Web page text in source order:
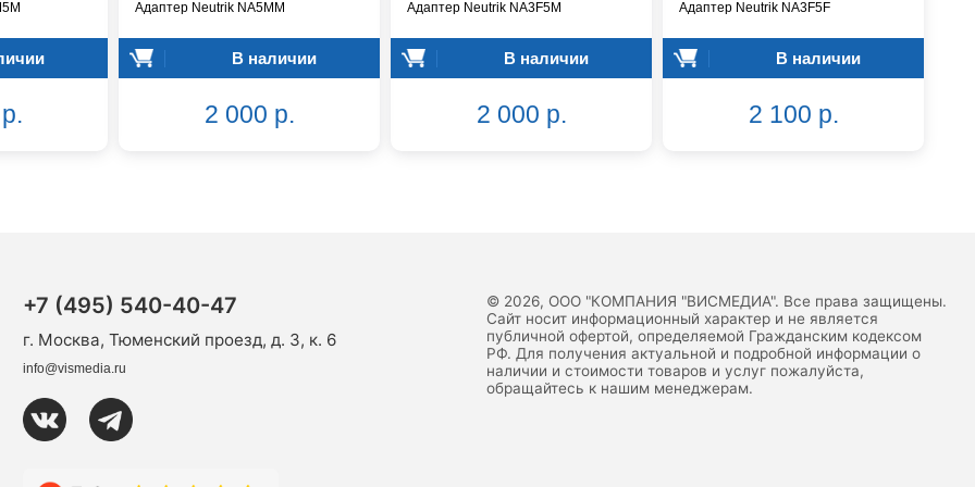
Адаптер Neutrik NA5MM
В наличии
2 000 р.
Адаптер Neutrik NA3F5M
В наличии
2 000 р.
Адаптер Neutrik NA3F5F
В наличии
2 100 р.
+7 (495) 540-40-47
г. Москва, Тюменский проезд, д. 3, к. 6
info@vismedia.ru
© 2026, ООО "КОМПАНИЯ "ВИСМЕДИА". Все права защищены.
Сайт носит информационный характер и не является
публичной офертой, определяемой Гражданским кодексом
РФ. Для получения актуальной и подробной информации о
наличии и стоимости товаров и услуг пожалуйста,
обращайтесь к нашим менеджерам.